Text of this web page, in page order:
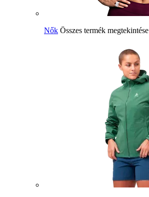
Nők Összes termék megtekintése